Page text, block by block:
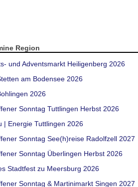
Region
und Adventsmarkt Heiligenberg 2026
am Bodensee 2026
2026
Sonntag Tuttlingen Herbst 2026
| Energie Tuttlingen 2026
Sonntag See(h)reise Radolfzell 2027
Sonntag Überlingen Herbst 2026
Stadtfest zu Meersburg 2026
Sonntag & Martinimarkt Singen 2027